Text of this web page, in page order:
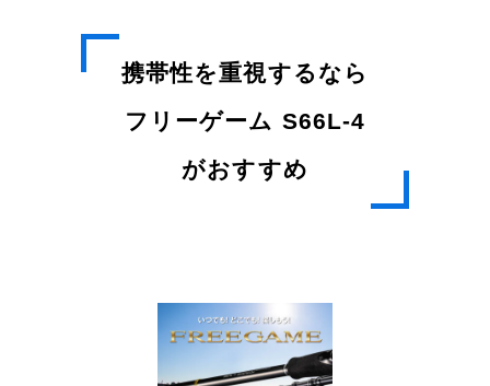
携帯性を重視するなら
フリーゲーム S66L-4
がおすすめ